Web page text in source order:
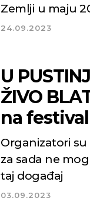
Zemlji u maju
24.09.2023
U
ŽIVO
na
Organizatori
za sada ne
taj događaj
03.09.2023